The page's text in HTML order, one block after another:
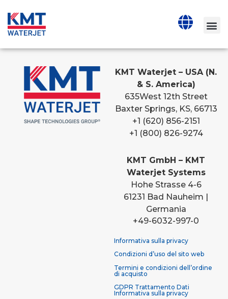
KMT Waterjet – USA (N.
& S. America)
635West 12th Street
Baxter Springs, KS, 66713
+1 (620) 856-2151
+1 (800) 826-9274
KMT GmbH – KMT
Waterjet Systems
Hohe Strasse 4-6
61231 Bad Nauheim |
Germania
+49-6032-997-0
Informativa sulla privacy
Condizioni d’uso del sito web
Termini e condizioni dell’ordine
di acquisto
GDPR Trattamento Dati
Informativa sulla privacy